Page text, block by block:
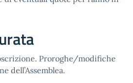
Proroghe/modifiche
dell’Assemblea.